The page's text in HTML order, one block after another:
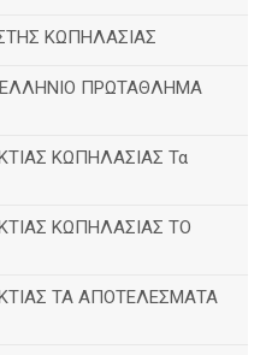
ΚΩΠΗΛΑΣΙΑΣ
ΠΡΩΤΑΘΛΗΜΑ
ΚΩΠΗΛΑΣΙΑΣ Τα
ΚΩΠΗΛΑΣΙΑΣ ΤΟ
ΤΑ ΑΠΟΤΕΛΕΣΜΑΤΑ